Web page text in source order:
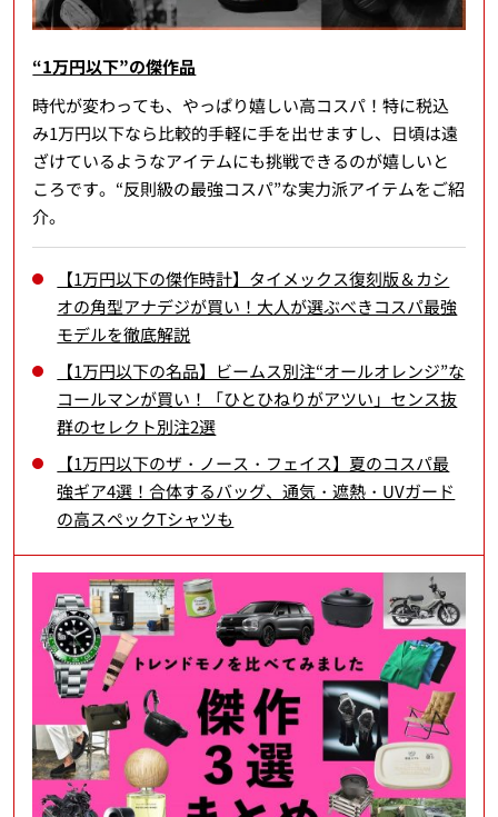
“1万円以下”の傑作品
時代が変わっても、やっぱり嬉しい高コスパ！特に税込
み1万円以下なら比較的手軽に手を出せますし、日頃は遠
ざけているようなアイテムにも挑戦できるのが嬉しいと
ころです。“反則級の最強コスパ”な実力派アイテムをご紹
介。
【1万円以下の傑作時計】タイメックス復刻版＆カシ
オの角型アナデジが買い！大人が選ぶべきコスパ最強
モデルを徹底解説
【1万円以下の名品】ビームス別注“オールオレンジ”な
コールマンが買い！「ひとひねりがアツい」センス抜
群のセレクト別注2選
【1万円以下のザ・ノース・フェイス】夏のコスパ最
強ギア4選！合体するバッグ、通気・遮熱・UVガード
の高スペックTシャツも